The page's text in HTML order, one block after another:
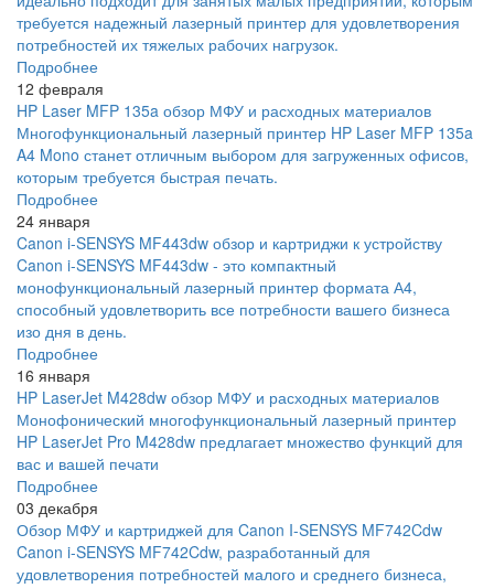
требуется надежный лазерный принтер для удовлетворения
потребностей их тяжелых рабочих нагрузок.
Подробнее
12 февраля
HP Laser MFP 135a обзор МФУ и расходных материалов
Многофункциональный лазерный принтер HP Laser MFP 135a
A4 Mono станет отличным выбором для загруженных офисов,
которым требуется быстрая печать.
Подробнее
24 января
Canon i-SENSYS MF443dw обзор и картриджи к устройству
Canon i-SENSYS MF443dw - это компактный
монофункциональный лазерный принтер формата А4,
способный удовлетворить все потребности вашего бизнеса
изо дня в день.
Подробнее
16 января
HP LaserJet M428dw обзор МФУ и расходных материалов
Монофонический многофункциональный лазерный принтер
HP LaserJet Pro M428dw предлагает множество функций для
вас и вашей печати
Подробнее
03 декабря
Обзор МФУ и картриджей для Canon I-SENSYS MF742Cdw
Canon i-SENSYS MF742Cdw, разработанный для
удовлетворения потребностей малого и среднего бизнеса,